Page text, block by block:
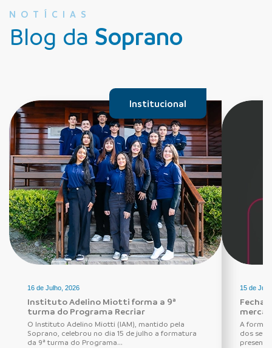
NOTÍCIAS
Blog da Soprano
Institucional
16 de Julho, 2026
Instituto Adelino Miotti forma a 9ª
turma do Programa Recriar
O Instituto Adelino Miotti (IAM), mantido pela
Soprano, celebrou no dia 15 de julho a formatura
da 9ª turma do Programa...
15 de
A forma
dos